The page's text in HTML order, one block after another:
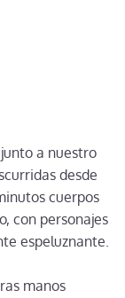
a nuestro
desde
cuerpos
con personajes
espeluznante.
manos